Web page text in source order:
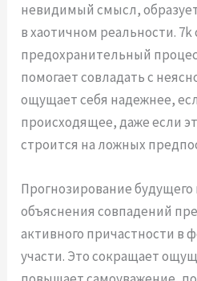
невидимый смысл,
в хаотичном реальности. 7k
предохранительный
помогает совладать с
ощущает себя надежнее,
происходящее, даже если
строится на ложных
Прогнозирование
объяснения совпадений
активного причастности в
участи. Это сокращает